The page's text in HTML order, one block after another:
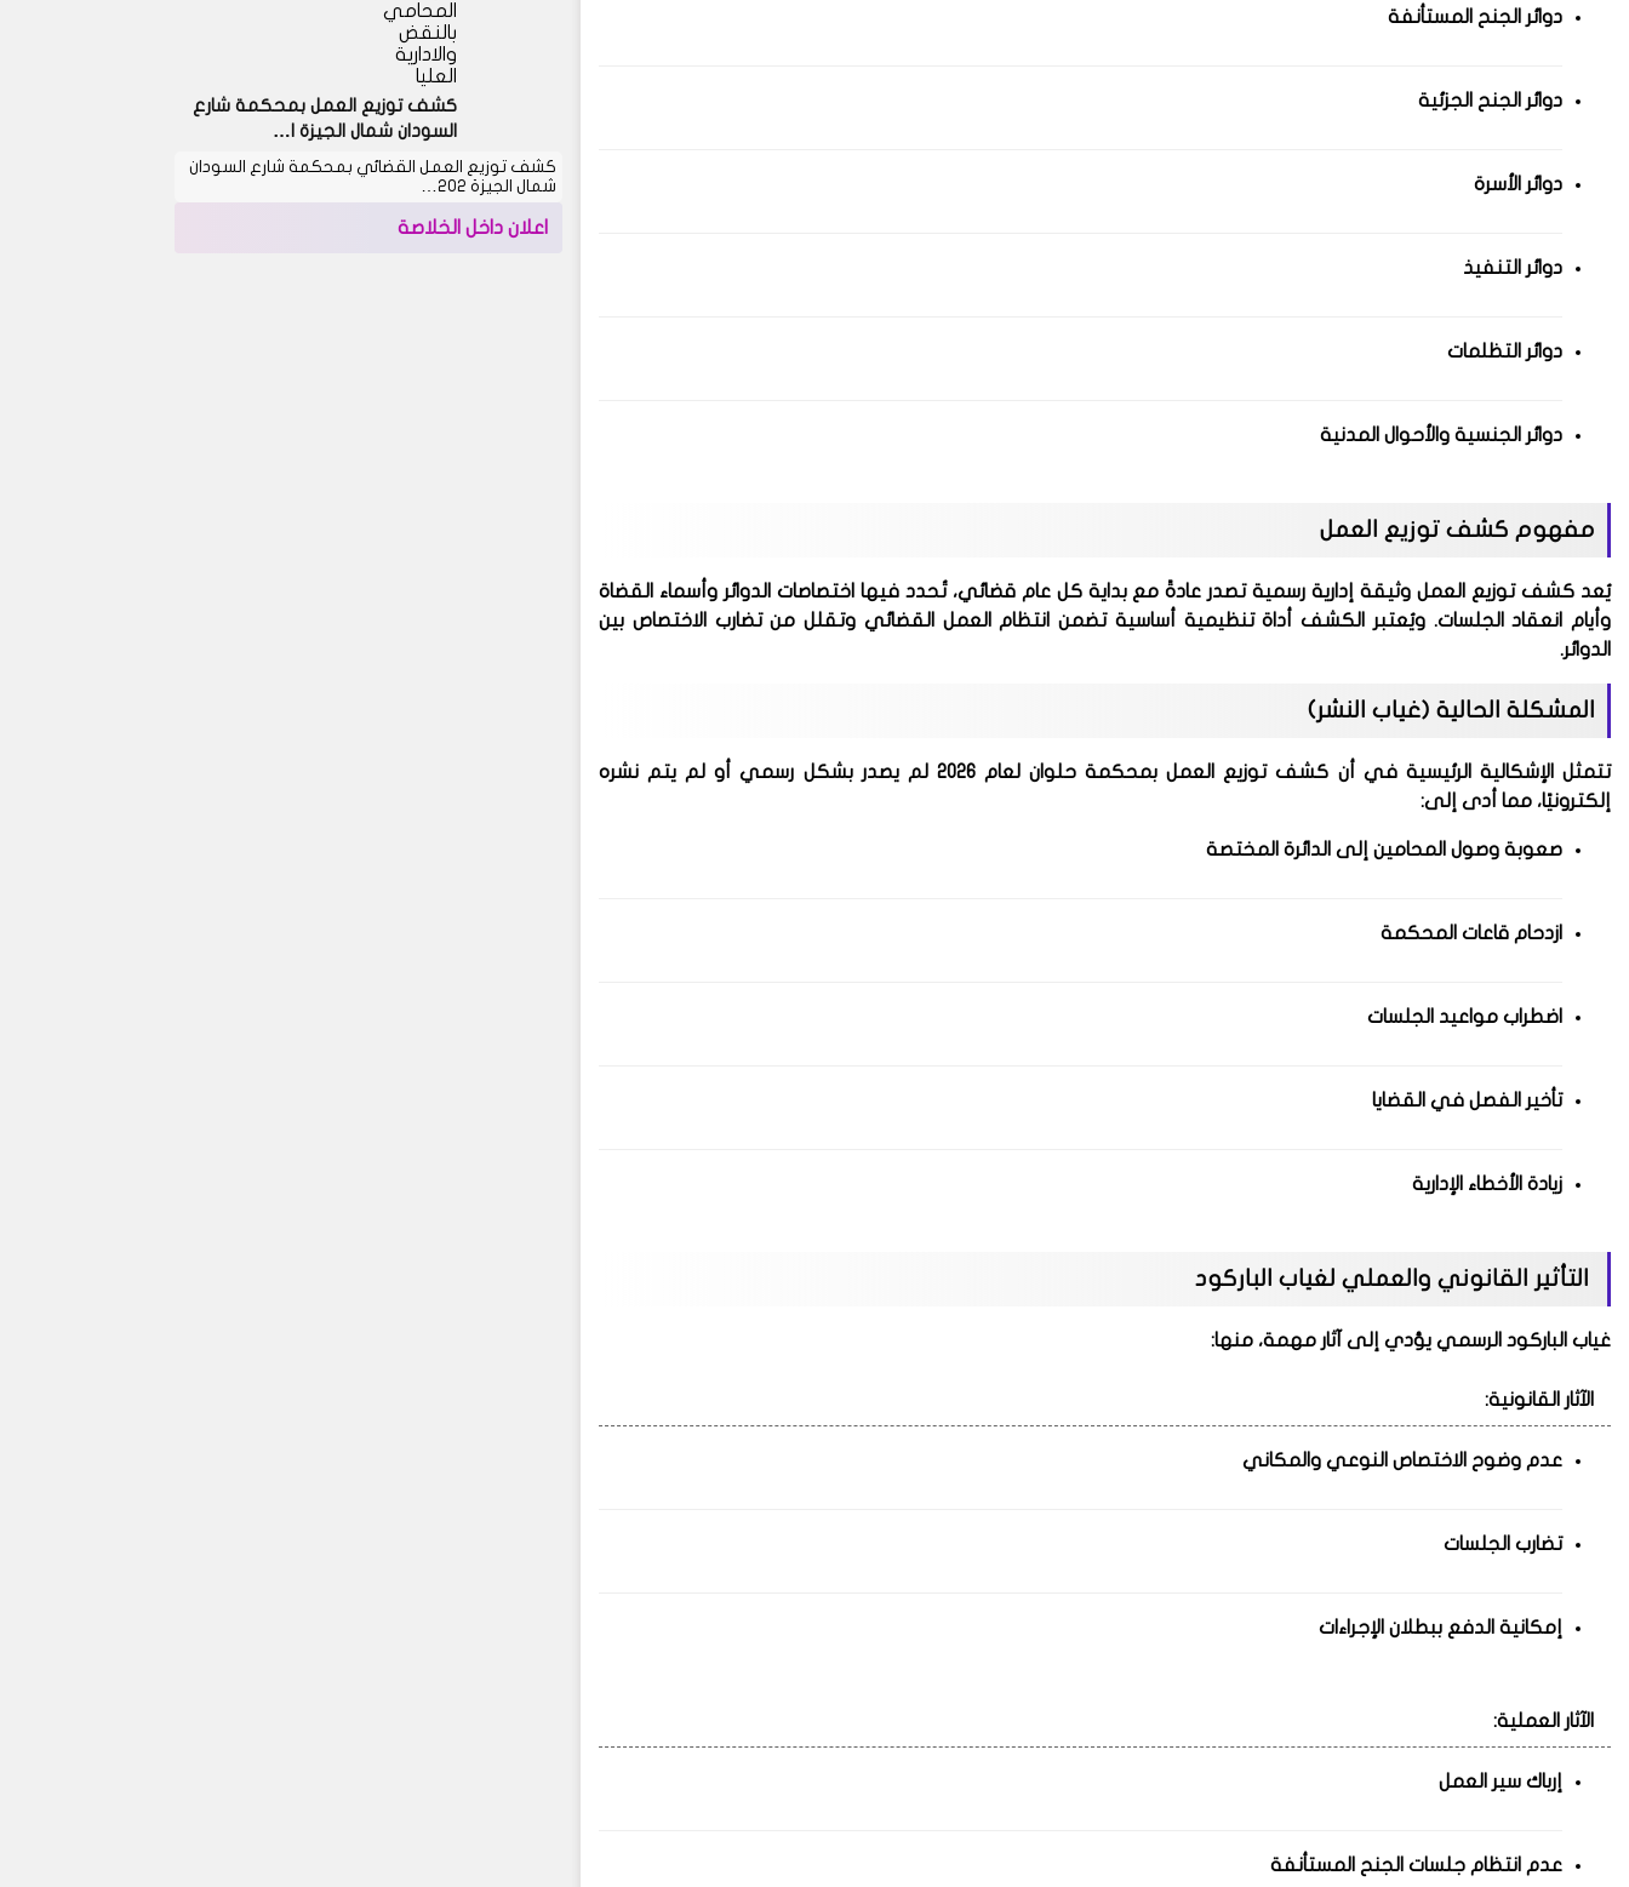
دوائر الجنح المستأنفة
دوائر الجنح الجزئية
دوائر الأسرة
دوائر التنفيذ
دوائر التظلمات
دوائر الجنسية والأحوال المدنية
مفهوم كشف توزيع العمل
يُعد كشف توزيع العمل وثيقة إدارية رسمية تصدر عادةً مع بداية كل عام قضائي، تُحدد فيها اختصاصات الدوائر وأسماء القضاة
وأيام انعقاد الجلسات. ويُعتبر الكشف أداة تنظيمية أساسية تضمن انتظام العمل القضائي وتقلل من تضارب الاختصاص بين
الدوائر.
المشكلة الحالية (غياب النشر)
تتمثل الإشكالية الرئيسية في أن كشف توزيع العمل بمحكمة حلوان لعام 2026
لم يصدر بشكل رسمي أو لم يتم نشره
إلكترونيًا، مما أدى إلى:
صعوبة وصول المحامين إلى الدائرة المختصة
ازدحام قاعات المحكمة
اضطراب مواعيد الجلسات
تأخير الفصل في القضايا
زيادة الأخطاء الإدارية
التأثير القانوني والعملي لغياب الباركود
غياب الباركود الرسمي يؤدي إلى آثار مهمة، منها:
الآثار القانونية:
عدم وضوح الاختصاص النوعي والمكاني
تضارب الجلسات
إمكانية الدفع ببطلان الإجراءات
الآثار العملية:
إرباك سير العمل
عدم انتظام جلسات الجنح المستأنفة
المحامي
بالنقض
والادارية
العليا
كشف توزيع العمل بمحكمة شارع
السودان شمال الجيزة ا…
كشف توزيع العمل القضائي بمحكمة شارع السودان
شمال الجيزة 202…
اعلان داخل الخلاصة